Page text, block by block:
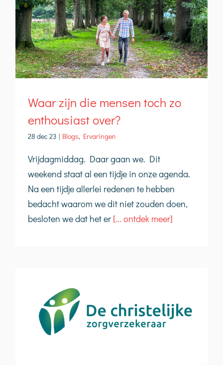
Waar zijn die mensen toch zo
enthousiast over?
28 dec 23 | Blogs, Ervaringen
Vrijdagmiddag. Daar gaan we. Dit
weekend staat al een tijdje in onze agenda.
Na een tijdje allerlei redenen te hebben
bedacht waarom we dit niet zouden doen,
besloten we dat het er[... ontdek meer]